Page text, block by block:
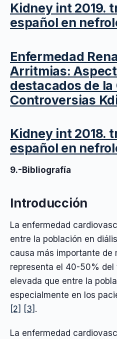
Kidney int 2019.
español en
Enfermedad
Arritmias:
destacados de
Controversias
Kidney int 2018.
español en
9.-Bibliografía
Introducción
La enfermedad
entre la población en
causa más importante de
representa el 40-50% del
elevada que entre la
especialmente en los
[2] [3] .
La enfermedad